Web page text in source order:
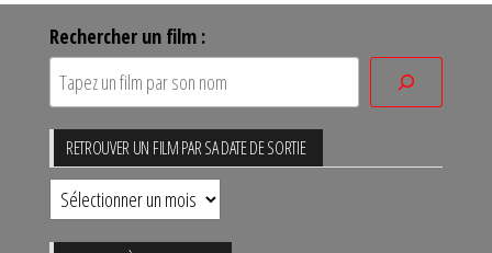
Rechercher un film :
RETROUVER UN FILM PAR SA DATE DE SORTIE
Retrouver
un